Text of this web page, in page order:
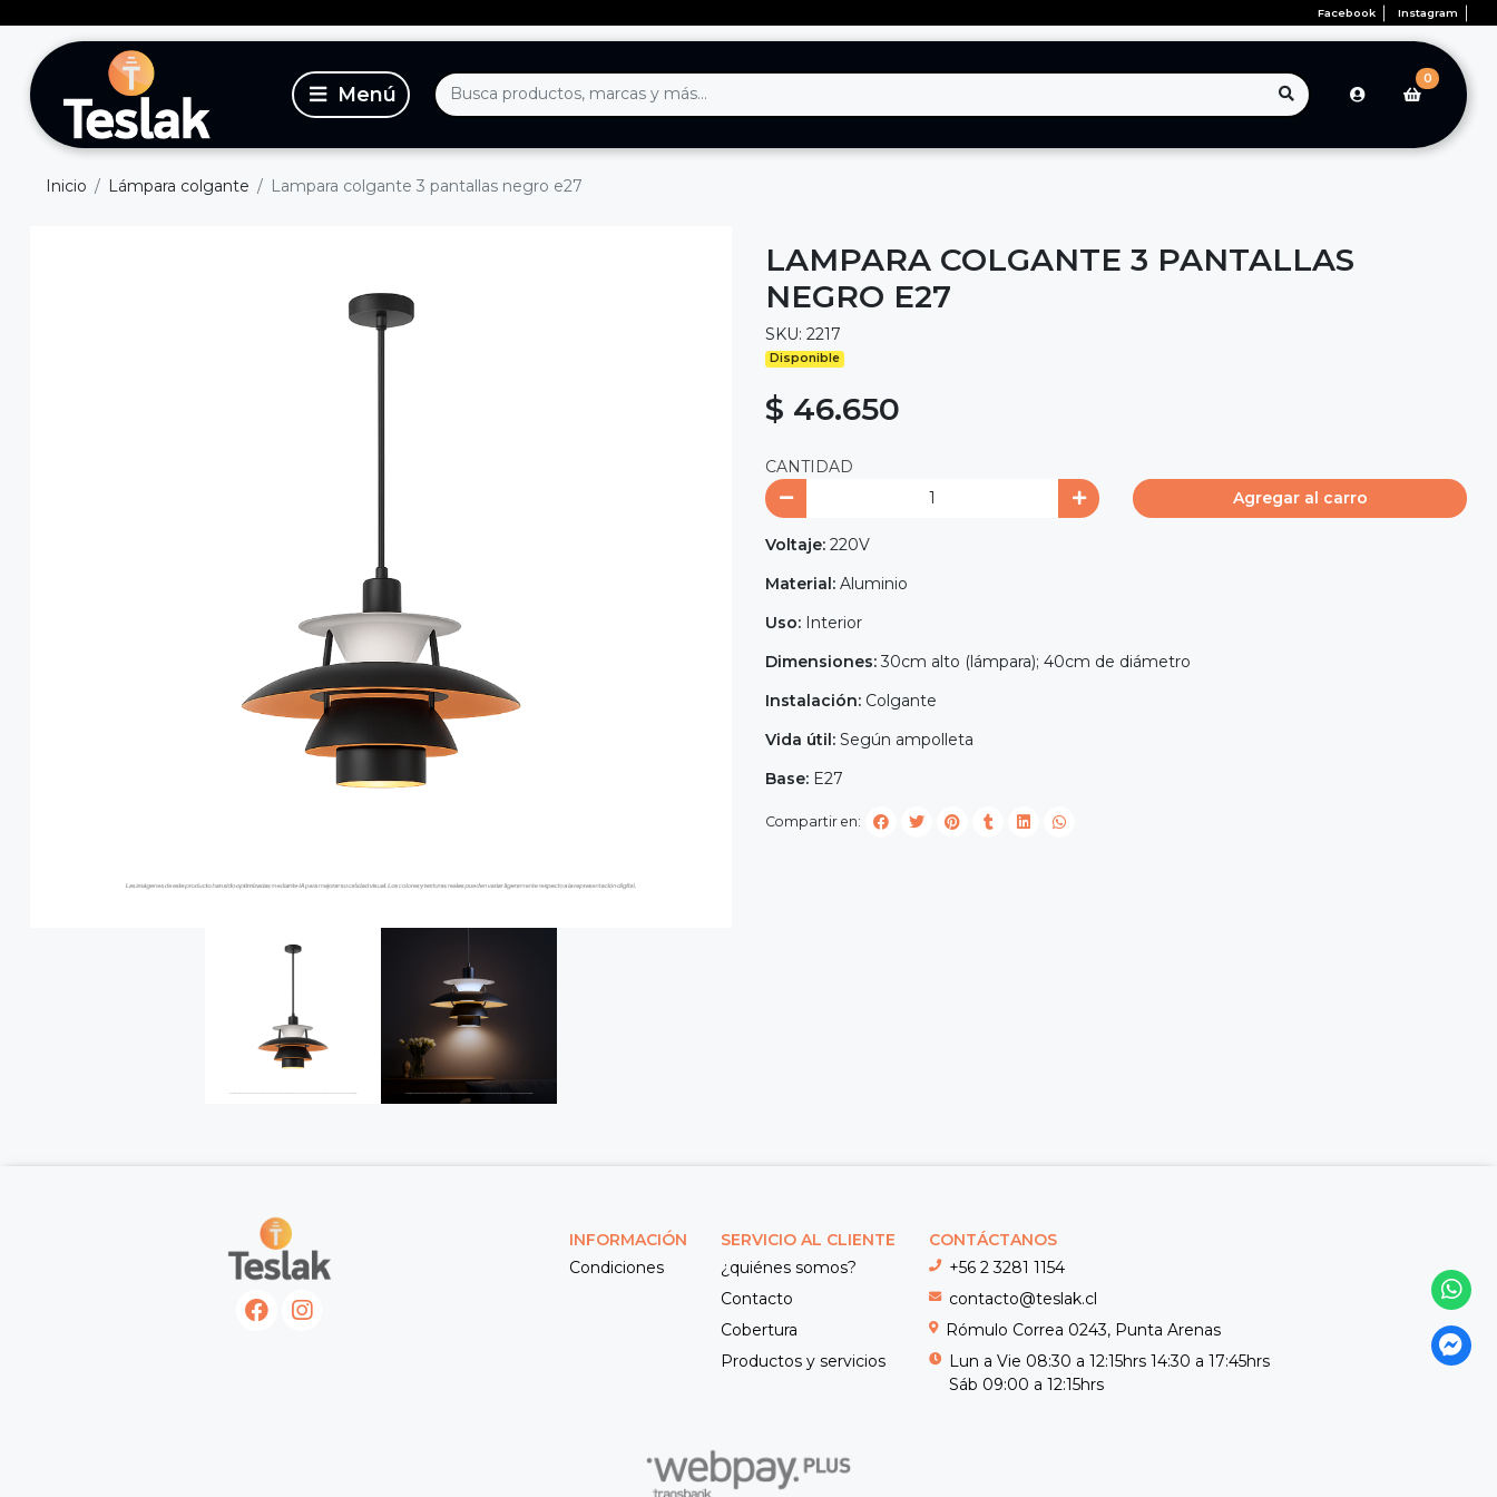
Facebook Instagram
0
Inicio Lámpara colgante Lampara colgante 3 pantallas negro e27
LAMPARA COLGANTE 3 PANTALLAS
NEGRO E27
SKU: 2217
Disponible
$ 46.650
CANTIDAD
Agregar al carro
Voltaje: 220V
Material: Aluminio
Uso: Interior
Dimensiones:30cm alto (lámpara); 40cm de diámetro
Instalación: Colgante
Vida útil: Según ampolleta
Base: E27
Compartir en:
INFORMACIÓN
Condiciones
SERVICIO AL CLIENTE
¿quiénes somos?
Contacto
Cobertura
Productos y servicios
CONTÁCTANOS
+56 2 3281 1154
contacto@teslak.cl
Rómulo Correa 0243, Punta Arenas
Lun a Vie 08:30 a 12:15hrs 14:30 a 17:45hrs
Sáb 09:00 a 12:15hrs